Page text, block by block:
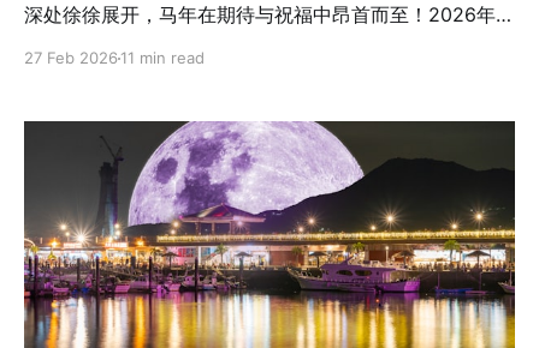
深处徐徐展开，马年在期待与祝福中昂首而至！2026年2
声笑语中，共同迎来属于这个社区的马年新春。在浓浓年
味的氛围里，大家共度了一个温馨、热闹而难忘的夜晚。
傍晚5点半，庆祝晚会正式拉开序幕。步入会场，浓烈而
温暖的红色扑面而来。宽敞明亮的餐厅被布置得喜庆热
烈，醒目的"春"字与红色对联悬挂中央，大红灯笼与红色
桌布相互映衬，整个会场洋溢着传统春节的仪式感与温
度。感谢所有参与家庭的支持并提前完成缴费，入场签到
井然有序。志愿者们分工明确、流程清晰，短时间内便顺
27 Feb 2026 11 min read